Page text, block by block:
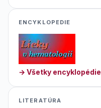
ENCYKLOPEDIE
→ Všetky encyklopédie
LITERATÚRA